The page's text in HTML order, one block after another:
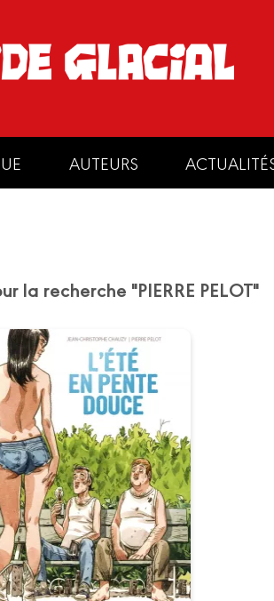
AUTEURS
la recherche "PIERRE PELOT"
L'Éte en pente
douce
Date de parution :
06/2017